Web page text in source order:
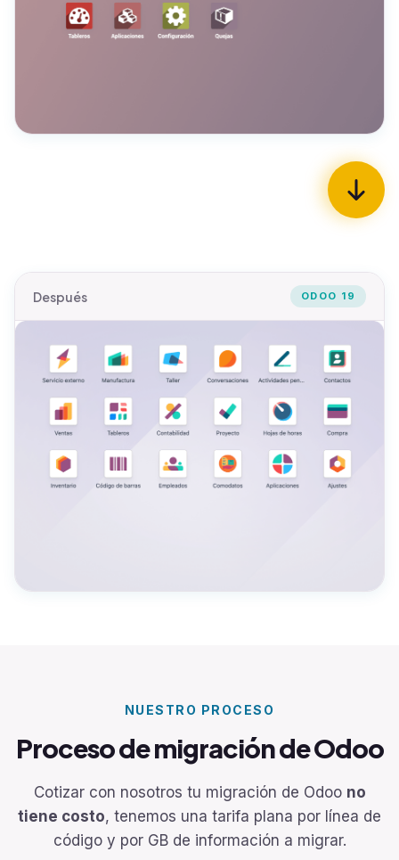
Después ODOO 19
NUESTRO PROCESO
Proceso de migración de Odoo
Cotizar con nosotros tu migración de Odoo no
tiene costo, tenemos una tarifa plana por línea de
código y por GB de información a migrar.